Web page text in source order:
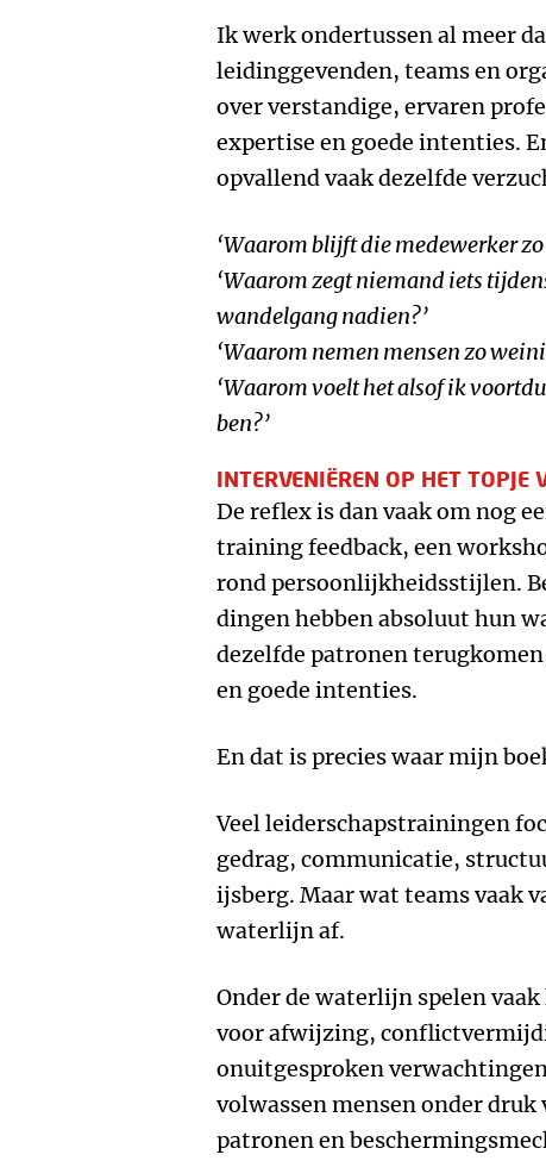
Ik werk ondertussen al meer
leidinggevenden, teams en
over verstandige, ervaren
expertise en goede intenties.
opvallend vaak dezelfde
‘Waarom blijft die medewerker
‘Waarom zegt niemand iets
wandelgang nadien?’
‘Waarom nemen mensen zo
‘Waarom voelt het alsof ik
ben?’
INTERVENIËREN OP HET TOPJE
De reflex is dan vaak om nog
training feedback, een
rond persoonlijkheidsstijlen.
dingen hebben absoluut hun
dezelfde patronen
en goede intenties.
En dat is precies waar mijn
Veel leiderschapstrainingen
gedrag, communicatie,
ijsberg. Maar wat teams vaak
waterlijn af.
Onder de waterlijn spelen
voor afwijzing,
onuitgesproken
volwassen mensen onder druk
patronen en